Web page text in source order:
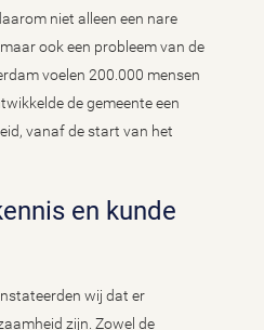
niet alleen een nare
ook een probleem van de
voelen 200.000 mensen
de gemeente een
vanaf de start van het
wij dat er
zijn. Zowel de